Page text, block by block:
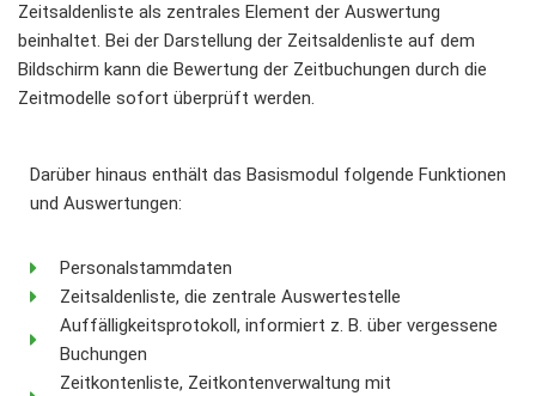
Zeitsaldenliste als zentrales Element der Auswertung
beinhaltet. Bei der Darstellung der Zeitsaldenliste auf dem
Bildschirm kann die Bewertung der Zeitbuchungen durch die
Zeitmodelle sofort überprüft werden.
Darüber hinaus enthält das Basismodul folgende Funktionen
und Auswertungen:
Personalstammdaten
Zeitsaldenliste, die zentrale Auswertestelle
Auffälligkeitsprotokoll, informiert z. B. über vergessene
Buchungen
Zeitkontenliste, Zeitkontenverwaltung mit